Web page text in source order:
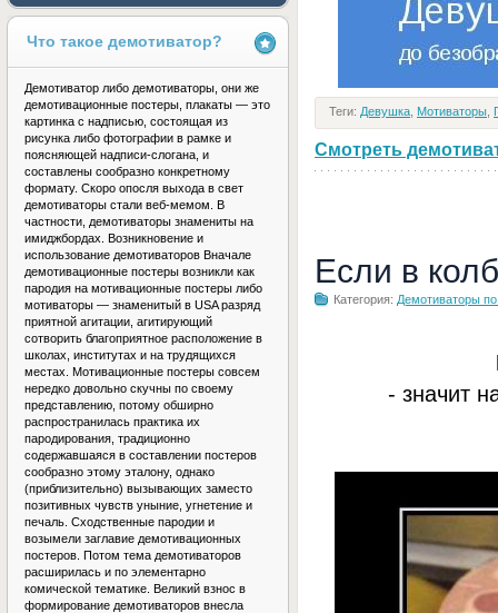
Теги: Девушка Мотиваторы
Смотреть
Если в
Категория: Демотиваторы
- значит
Что такое демотиватор?
Демотиватор либо демотиваторы, они же
демотивационные постеры, плакаты — это
картинка с надписью, состоящая из
рисунка либо фотографии в рамке и
поясняющей надписи-слогана, и
составлены сообразно конкретному
формату. Скоро опосля выхода в свет
демотиваторы стали веб-мемом. В
частности, демотиваторы знамениты на
имиджбордах. Возникновение и
использование демотиваторов Вначале
демотивационные постеры возникли как
пародия на мотивационные постеры либо
мотиваторы — знаменитый в USA разряд
приятной агитации, агитирующий
сотворить благоприятное расположение в
школах, институтах и на трудящихся
местах. Мотивационные постеры совсем
нередко довольно скучны по своему
представлению, потому обширно
распространилась практика их
пародирования, традиционно
содержавшаяся в составлении постеров
сообразно этому эталону, однако
(приблизительно) вызывающих заместо
позитивных чувств уныние, угнетение и
печаль. Сходственные пародии и
возымели заглавие демотивационных
постеров. Потом тема демотиваторов
расширилась и по элементарно
комической тематике. Великий взнос в
формирование демотиваторов внесла